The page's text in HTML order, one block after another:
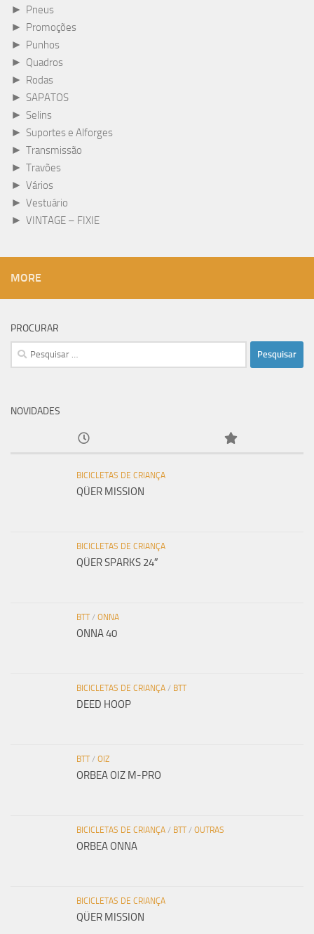
► Pneus
► Promoções
► Punhos
► Quadros
► Rodas
► SAPATOS
► Selins
► Suportes e Alforges
► Transmissão
► Travões
► Vários
► Vestuário
► VINTAGE – FIXIE
MORE
PROCURAR
Pesquisar
por:
NOVIDADES
BICICLETAS DE CRIANÇA
QÜER MISSION
BICICLETAS DE CRIANÇA
QÜER SPARKS 24″
BTT/ ONNA
ONNA 40
BICICLETAS DE CRIANÇA / BTT
DEED HOOP
BTT/ OIZ
ORBEA OIZ M-PRO
BICICLETAS DE CRIANÇA / BTT/ OUTRAS
ORBEA ONNA
BICICLETAS DE CRIANÇA
QÜER MISSION